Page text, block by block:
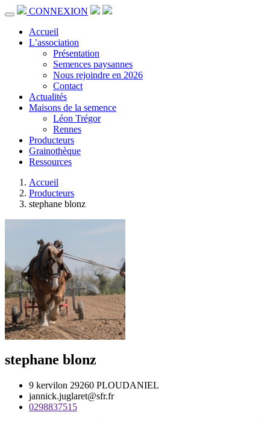
CONNEXION
Accueil
L’association
Présentation
Semences paysannes
Nous rejoindre en 2026
Contact
Actualités
Maisons de la semence
Léon Trégor
Rennes
Producteurs
Grainothèque
Ressources
Accueil
Producteurs
stephane blonz
stephane blonz
9 kervilon 29260 PLOUDANIEL
jannick.juglaret@sfr.fr
0298837515